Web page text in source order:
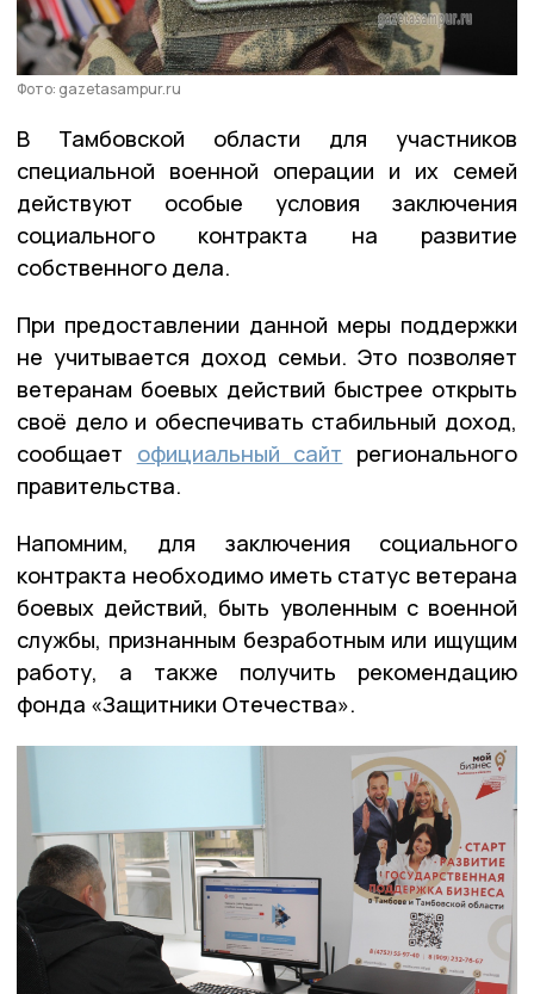
Фото: gazetasampur.ru
В Тамбовской области для участников
специальной военной операции и их семей
действуют особые условия заключения
социального контракта на развитие
собственного дела.
При предоставлении данной меры поддержки
не учитывается доход семьи. Это позволяет
ветеранам боевых действий быстрее открыть
своё дело и обеспечивать стабильный доход,
сообщает официальный сайт регионального
правительства.
Напомним, для заключения социального
контракта необходимо иметь статус ветерана
боевых действий, быть уволенным с военной
службы, признанным безработным или ищущим
работу, а также получить рекомендацию
фонда «Защитники Отечества».